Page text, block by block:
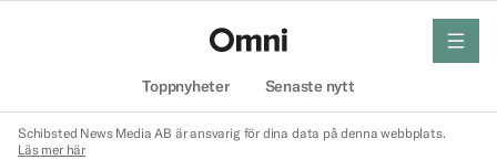
Toppnyheter Senaste nytt
meny
Schibsted News Media AB är ansvarig för dina data på denna webbplats.
Läs mer här